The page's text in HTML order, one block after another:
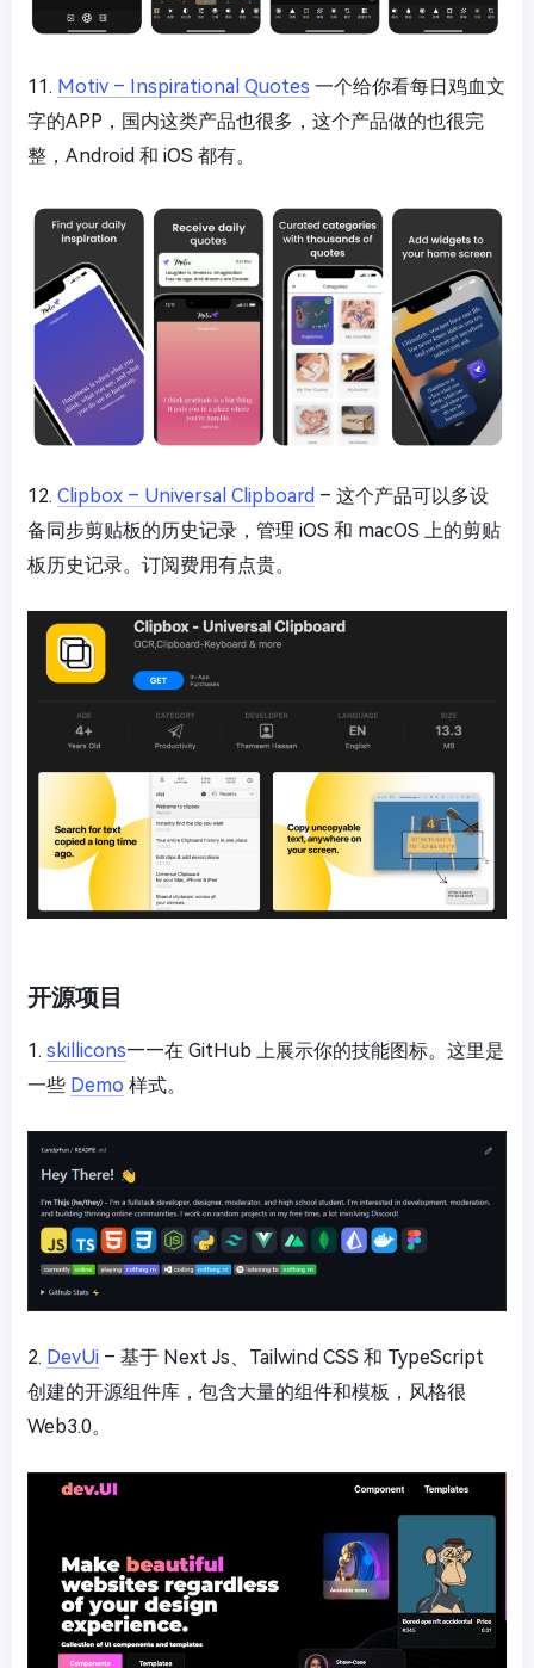
11. Motiv – Inspirational Quotes 一个给你看每日鸡血文
字的APP，国内这类产品也很多，这个产品做的也很完
整，Android 和 iOS 都有。
12. Clipbox – Universal Clipboard – 这个产品可以多设
备同步剪贴板的历史记录，管理 iOS 和 macOS 上的剪贴
板历史记录。订阅费用有点贵。
开源项目
1. skillicons——在 GitHub 上展示你的技能图标。这里是
一些 Demo 样式。
2. DevUi – 基于 Next Js、 Tailwind CSS 和 TypeScript
创建的开源组件库，包含大量的组件和模板，风格很
Web3.0。